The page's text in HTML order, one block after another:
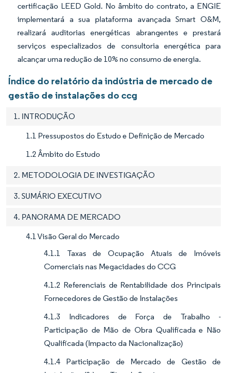
certificação LEED Gold. No âmbito do contrato, a ENGIE
implementará a sua plataforma avançada Smart O&M,
realizará auditorias energéticas abrangentes e prestará
serviços especializados de consultoria energética para
alcançar uma redução de 10% no consumo de energia.
Índice do relatório da indústria de mercado de
gestão de instalações do ccg
1. INTRODUÇÃO
1.1 Pressupostos do Estudo e Definição de Mercado
1.2 Âmbito do Estudo
2. METODOLOGIA DE INVESTIGAÇÃO
3. SUMÁRIO EXECUTIVO
4. PANORAMA DE MERCADO
4.1 Visão Geral do Mercado
4.1.1 Taxas de Ocupação Atuais de Imóveis
Comerciais nas Megacidades do CCG
4.1.2 Referenciais de Rentabilidade dos Principais
Fornecedores de Gestão de Instalações
4.1.3 Indicadores de Força de Trabalho -
Participação de Mão de Obra Qualificada e Não
Qualificada (Impacto da Nacionalização)
4.1.4 Participação de Mercado de Gestão de